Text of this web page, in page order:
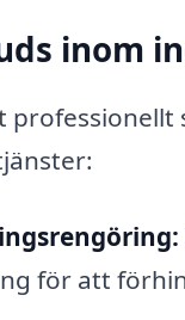
inom
för att